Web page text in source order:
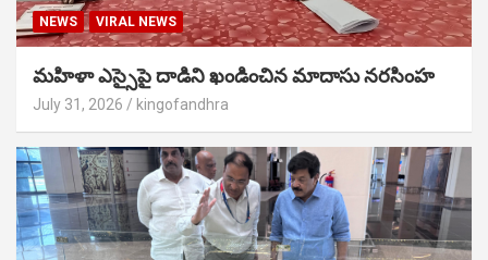
NEWS VIRAL NEWS
మహిళా ఎస్సైపై దాడిని ఖండించిన మాదాసు నరసింహ
July 31, 2026 kingofandhra